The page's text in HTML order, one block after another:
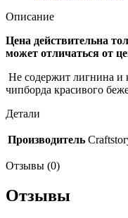
Описание
Цена действительна
может отличаться от
Не содержит лигнина и
чипборда красивого
Детали
Производитель
Отзывы (0)
Отзывы